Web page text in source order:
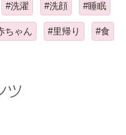
#洗濯 #洗顔 #睡眠
ちゃん #里帰り #食
ツ